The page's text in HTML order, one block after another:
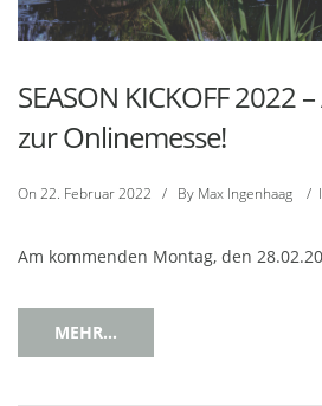
SEASON KICKOFF 2022
zur Onlinemesse!
On 22. Februar 2022 / By Max Ingenhaag /
Am kommenden Montag, den
MEHR...